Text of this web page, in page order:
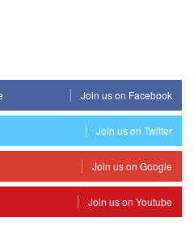
Join us on Facebook
Join us on Twitter
Join us on Google
Join us on Youtube